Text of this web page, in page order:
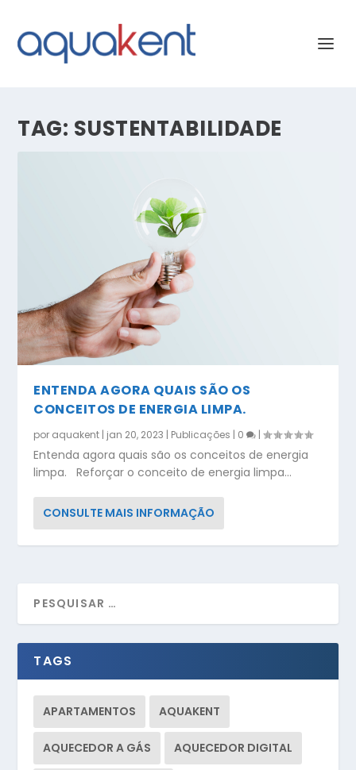
TAG: SUSTENTABILIDADE
ENTENDA AGORA QUAIS SÃO OS
CONCEITOS DE ENERGIA LIMPA.
por aquakent | jan 20, 2023 | Publicações | 0 |
Entenda agora quais são os conceitos de energia
limpa. Reforçar o conceito de energia limpa...
CONSULTE MAIS INFORMAÇÃO
TAGS
APARTAMENTOS AQUAKENT
AQUECEDOR A GÁS AQUECEDOR DIGITAL